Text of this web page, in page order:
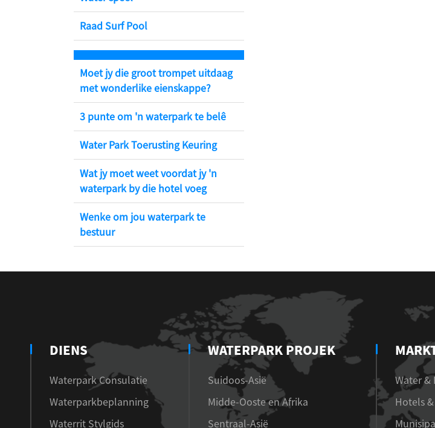
Raad Surf Pool
Moet jy die groot trompet uitdaag
met wonderlike eienskappe?
3 punte om 'n waterpark te belê
Water Park Toerusting Keuring
Wat jy moet weet voordat jy 'n
waterpark by die hotel voeg
Wenke om jou waterpark te
bestuur
DIENS
Waterpark Consulatie
Waterparkbeplanning
Waterrit Stylgids
WATERPARK PROJEK
Suidoos-Asië
Midde-Ooste en Afrika
Sentraal-Asië
Water &
Hotels